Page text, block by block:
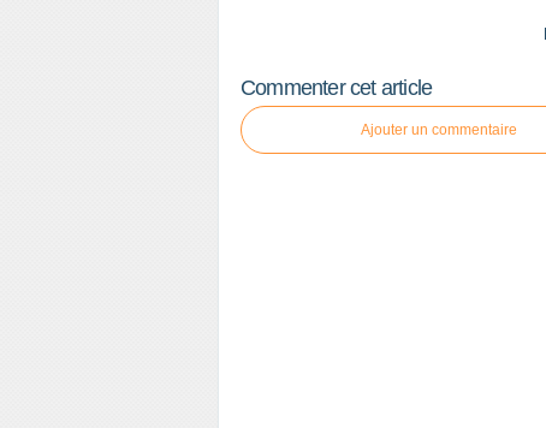
Commenter cet article
Ajouter un commentaire